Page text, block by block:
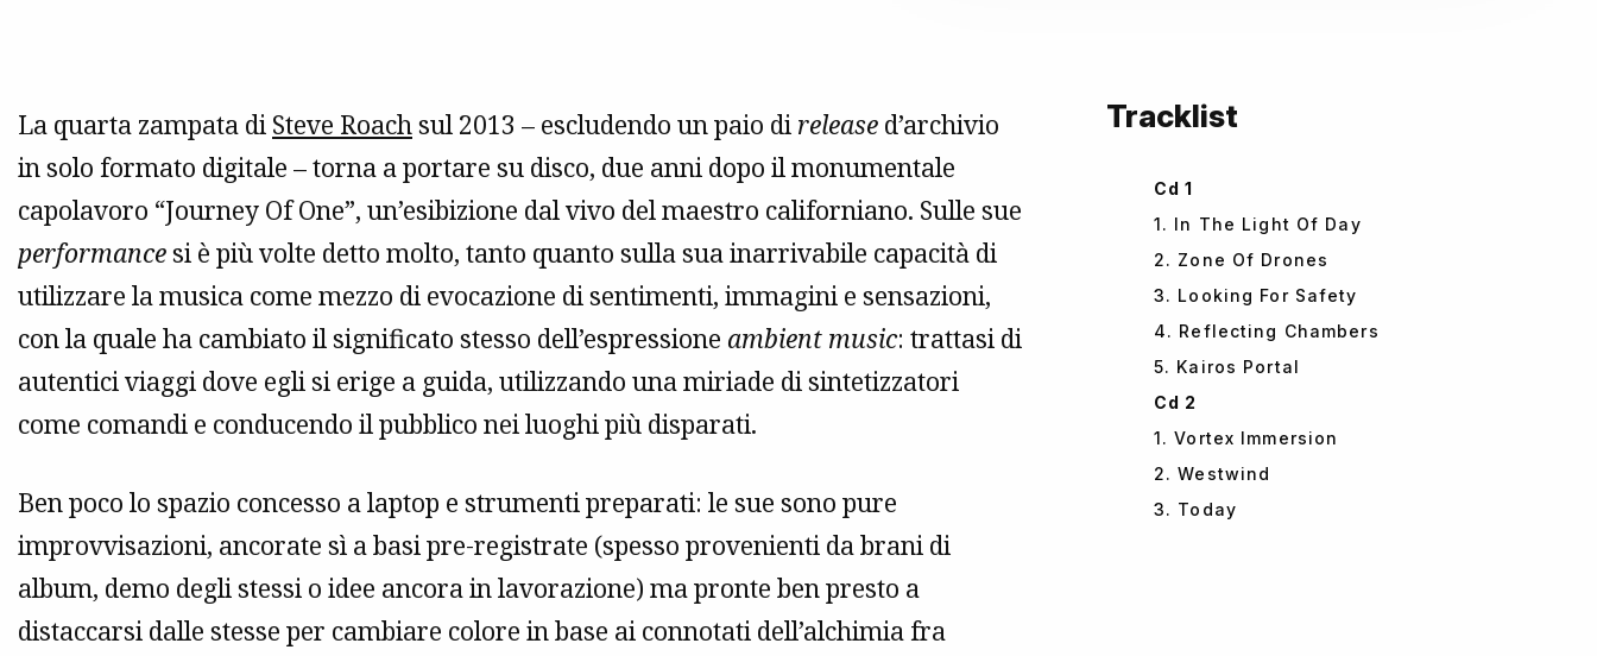
La quarta zampata di Steve Roachsul 2013 – escludendo un paio di release d’archivio
in solo formato digitale – torna a portare su disco, due anni dopo il monumentale
capolavoro “Journey Of One”, un’esibizione dal vivo del maestro californiano. Sulle sue
performancesi è più volte detto molto, tanto quanto sulla sua inarrivabile capacità di
utilizzare la musica come mezzo di evocazione di sentimenti, immagini e sensazioni,
con la quale ha cambiato il significato stesso dell’espressione ambient music: trattasi di
autentici viaggi dove egli si erige a guida, utilizzando una miriade di sintetizzatori
come comandi e conducendo il pubblico nei luoghi più disparati.
Ben poco lo spazio concesso a laptop e strumenti preparati: le sue sono pure
improvvisazioni, ancorate sì a basi pre-registrate (spesso provenienti da brani di
album, demo degli stessi o idee ancora in lavorazione) ma pronte ben presto a
distaccarsi dalle stesse per cambiare colore in base ai connotati dell’alchimia fra
Tracklist
Cd 1
1. In The Light Of Day
2. Zone Of Drones
3. Looking For Safety
4. Reflecting Chambers
5. Kairos Portal
Cd 2
1. Vortex Immersion
2. Westwind
3. Today